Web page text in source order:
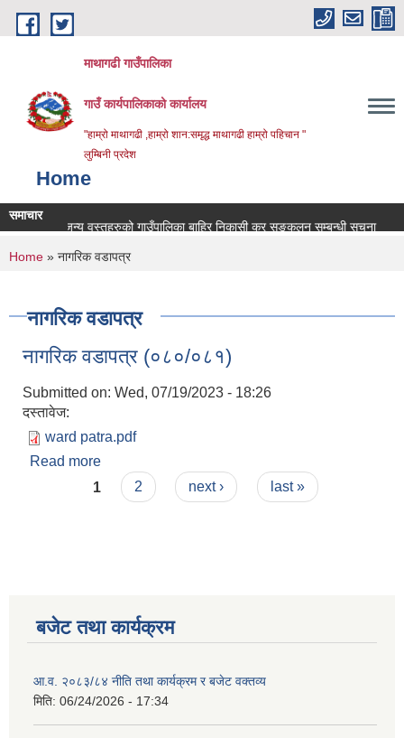
Skip to main content
माथागढी गाउँपालिका
गाउँ कार्यपालिकाको कार्यालय
"हाम्रो माथागढी ,हाम्रो शान:समृद्ध माथागढी हाम्रो पहिचान "
लुम्बिनी प्रदेश
Home
समाचार
वस्तुहरुको गाउँपालिका बाहिर निकासी कर सङ्कलन सम्बन्धी सूचना
You are here
Home » नागरिक वडापत्र
नागरिक वडापत्र
नागरिक वडापत्र (०८०/०८१)
Submitted on: Wed, 07/19/2023 - 18:26
दस्तावेज:
ward patra.pdf
Read more
Pages
1 2 next › last »
बजेट तथा कार्यक्रम
आ.व. २०८३/८४ नीति तथा कार्यक्रम र बजेट वक्तव्य
मिति: 06/24/2026 - 17:34